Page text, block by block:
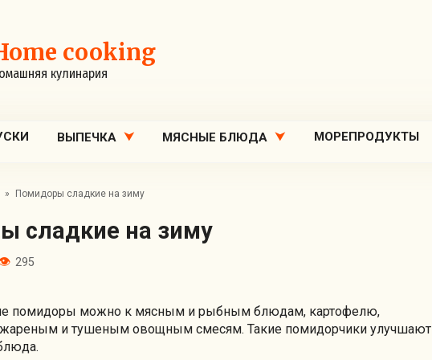
cooking
кулинария
ВЫПЕЧКА МЯСНЫЕ БЛЮДА МОРЕПРОДУКТЫ
» Помидоры сладкие на зиму
сладкие на зиму
295
помидоры можно к мясным и рыбным блюдам, картофелю,
жареным и тушеным овощным смесям. Такие помидорчики улучшают